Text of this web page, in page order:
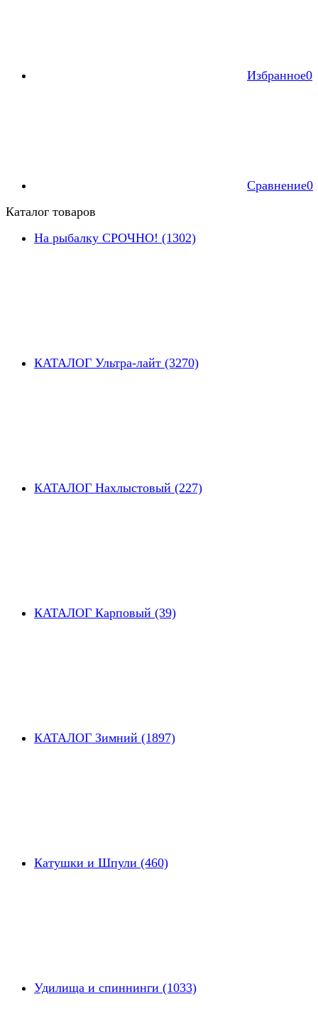
Избранное0
Сравнение0
Каталог товаров
На рыбалку СРОЧНО! (1302)
КАТАЛОГ Ультра-лайт (3270)
КАТАЛОГ Нахлыстовый (227)
КАТАЛОГ Карповый (39)
КАТАЛОГ Зимний (1897)
Катушки и Шпули (460)
Удилища и спиннинги (1033)